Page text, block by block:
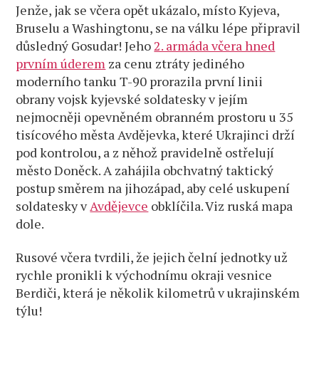
Jenže, jak se včera opět ukázalo, místo Kyjeva,
Bruselu a Washingtonu, se na válku lépe připravil
důsledný Gosudar! Jeho 2. armáda včera hned
prvním úderem za cenu ztráty jediného
moderního tanku T-90 prorazila první linii
obrany vojsk kyjevské soldatesky v jejím
nejmocněji opevněném obranném prostoru u 35
tisícového města Avdějevka, které Ukrajinci drží
pod kontrolou, a z něhož pravidelně ostřelují
město Doněck. A zahájila obchvatný taktický
postup směrem na jihozápad, aby celé uskupení
soldatesky vAvdějevce obklíčila. Viz ruská mapa
dole.
Rusové včera tvrdili, že jejich čelní jednotky už
rychle pronikli k východnímu okraji vesnice
Berdiči, která je několik kilometrů v ukrajinském
týlu!